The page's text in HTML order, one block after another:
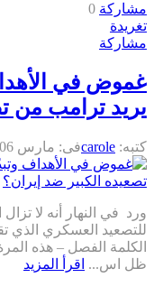
مشاركة 0
تغريدة
مشاركة
غموض في
يريد ترامب من
كتبه: caroleفى: مارس 06, 2026
ورد في النهار أنه لا
للتصعيد العسكري الذي
الكلمة الفصل – هذه
ظل اس... اقرأ المزيد